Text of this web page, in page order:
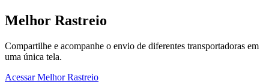
Melhor Rastreio
Compartilhe e acompanhe o envio de diferentes transportadoras em
uma única tela.
Acessar Melhor Rastreio